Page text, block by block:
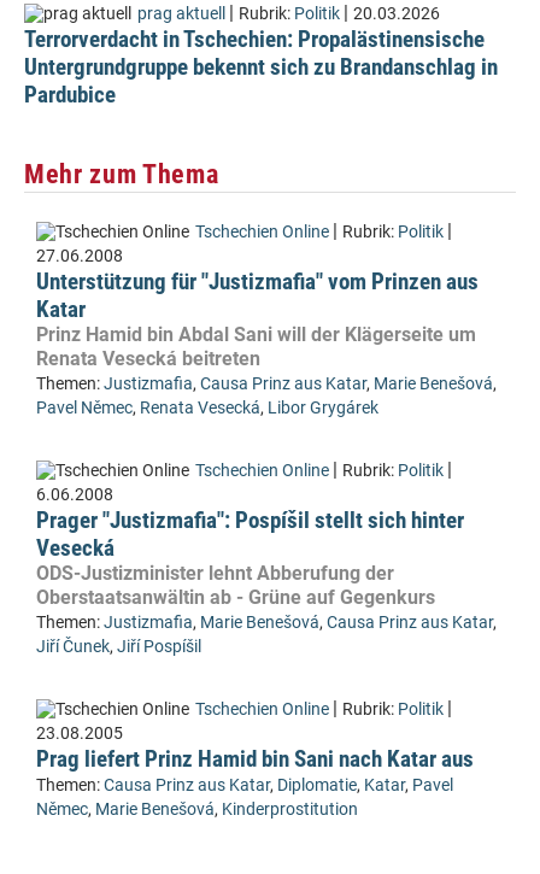
prag aktuell | Rubrik: Politik | 20.03.2026
Terrorverdacht in Tschechien: Propalästinensische
Untergrundgruppe bekennt sich zu Brandanschlag in
Pardubice
Mehr zum Thema
Tschechien Online | Rubrik: Politik |
27.06.2008
Unterstützung für "Justizmafia" vom Prinzen aus
Katar
Prinz Hamid bin Abdal Sani will der Klägerseite um
Renata Vesecká beitreten
Themen:Justizmafia, Causa Prinz aus Katar, Marie Benešová,
Pavel Němec, Renata Vesecká, Libor Grygárek
Tschechien Online | Rubrik: Politik |
6.06.2008
Prager "Justizmafia": Pospíšil stellt sich hinter
Vesecká
ODS-Justizminister lehnt Abberufung der
Oberstaatsanwältin ab - Grüne auf Gegenkurs
Themen:Justizmafia, Marie Benešová, Causa Prinz aus Katar,
Jiří Čunek, Jiří Pospíšil
Tschechien Online | Rubrik: Politik |
23.08.2005
Prag liefert Prinz Hamid bin Sani nach Katar aus
Themen:Causa Prinz aus Katar, Diplomatie, Katar, Pavel
Němec, Marie Benešová, Kinderprostitution